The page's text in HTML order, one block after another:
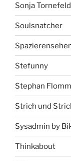
Sonja Tornefeld
Soulsnatcher
Stefunny
Stephan
Strich und
Sysadmin by
Thinkabout